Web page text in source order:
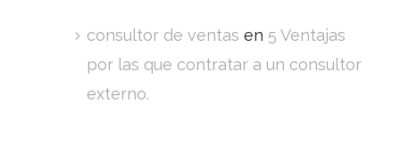
consultor de ventas en 5 Ventajas
por las que contratar a un consultor
externo.